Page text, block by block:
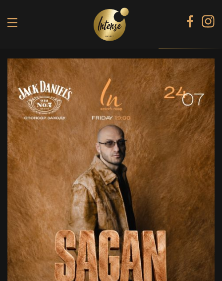
TIKI TERRACE
SHINE КАРАОКЕ БАР
BLACK DIAMOND КАРАОКЕ
SECRET ROOM
МЕНЮ
ГАЛЕРЕЯ
БАНКЕТИ
КОНТАКТИ
АКЦІЇ